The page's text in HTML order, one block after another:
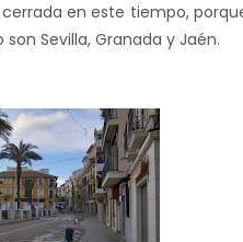
en este tiempo,
Sevilla, Granada y Jaén.